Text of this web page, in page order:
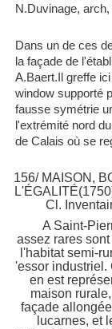
N.Duvinage,
Dans un de ces
la façade de
A.Baert.Il greffe
window supporté
fausse symétrie
l'extrémité nord
de Calais où se
156/ MAISON,
L'ÉGALITÉ(
Cl.
A Saint-
assez rares
l'habitat semi-
'essor industriel.
en est
maison
façade
lucarnes, et